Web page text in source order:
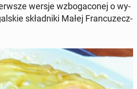
wersje wzbo­ga­co­nej o wy­
skład­ni­ki Małej Fran­cu­zecz­